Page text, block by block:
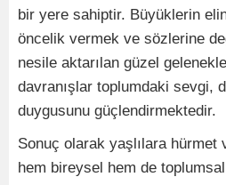
bir yere sahiptir. Büyüklerin
öncelik vermek ve sözlerine
nesile aktarılan güzel
davranışlar toplumdaki sevgi,
duygusunu güçlendirmektedir.
Sonuç olarak yaşlılara hürmet
hem bireysel hem de